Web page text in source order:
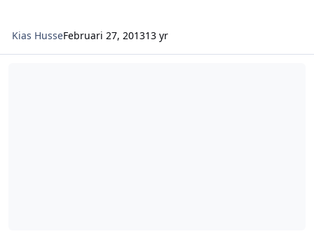
Kias HusseFebruari 27, 201313 yr